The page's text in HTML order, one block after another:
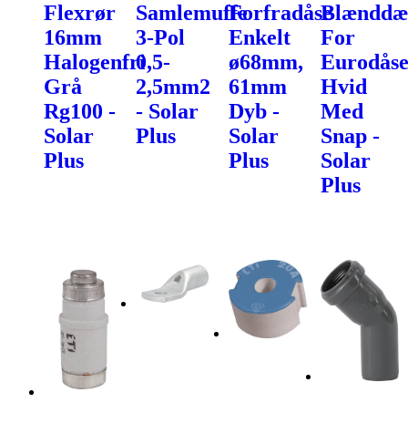
Flexrør
16mm
Halogenfri
Grå
Rg100 -
Solar
Plus
Samlemuffe
3-Pol
0,5-
2,5mm2
- Solar
Plus
Forfradåse
Enkelt
ø68mm,
61mm
Dyb -
Solar
Plus
For
Eurodåse
Hvid
Med
Snap -
Solar
Plus